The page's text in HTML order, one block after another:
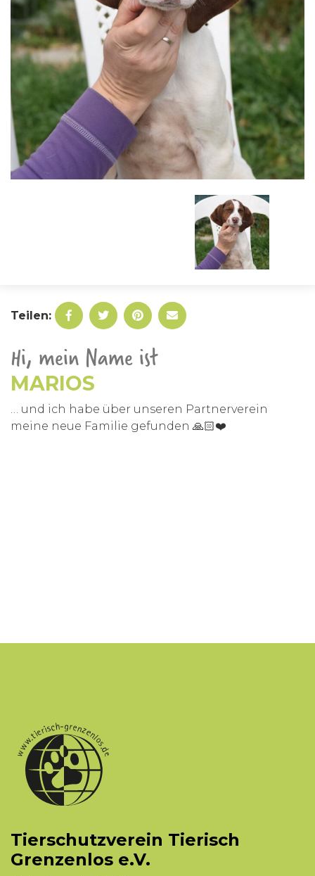
Teilen:
Hi, mein Name ist
MARIOS
… und ich habe über unseren Partnerverein
meine neue Familie gefunden 🙏🏻❤️
Tierschutzverein Tierisch
Grenzenlos e.V.